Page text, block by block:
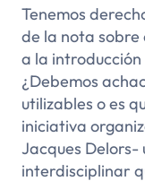
Tenemos
de la nota
a la introducción
¿Debemos
utilizables o es
iniciativa
Jacques
interdisciplinar